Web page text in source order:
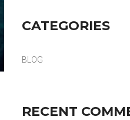
CATEGORIES
BLOG
RECENT